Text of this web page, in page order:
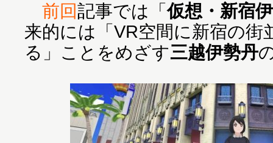
前回記事では「仮想・新宿
来的には「VR空間に新宿の街
る」ことをめざす三越伊勢丹